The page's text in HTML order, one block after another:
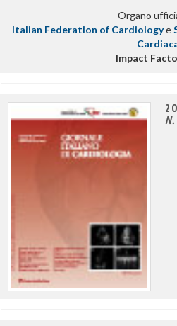
Organo
Italian Federation of Cardiologye
Impact
N.